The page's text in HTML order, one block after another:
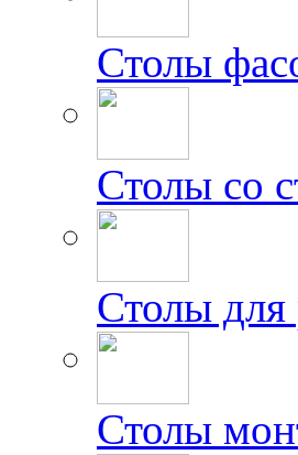
Столы
Столы со
Столы для
Столы